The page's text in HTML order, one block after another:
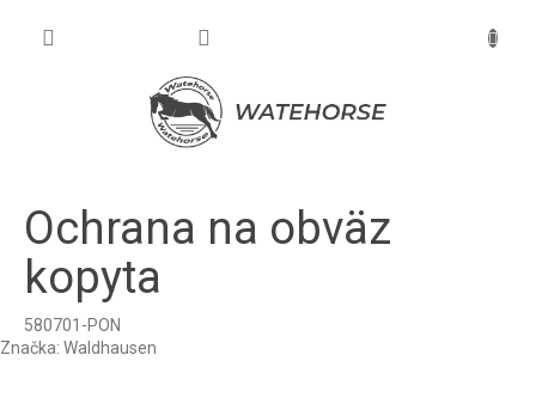
Ochrana na obväz
kopyta
580701-PON
Značka: Waldhausen